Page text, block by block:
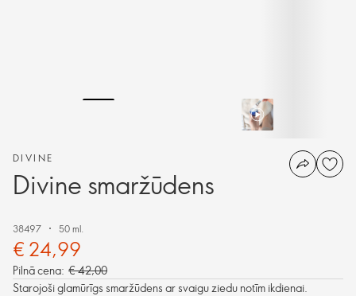
DIVINE
Divine smaržūdens
38497 50 ml.
€ 24,99
Pilnā cena: € 42,00
Starojoši glamūrīgs smaržūdens ar svaigu ziedu notīm ikdienai.